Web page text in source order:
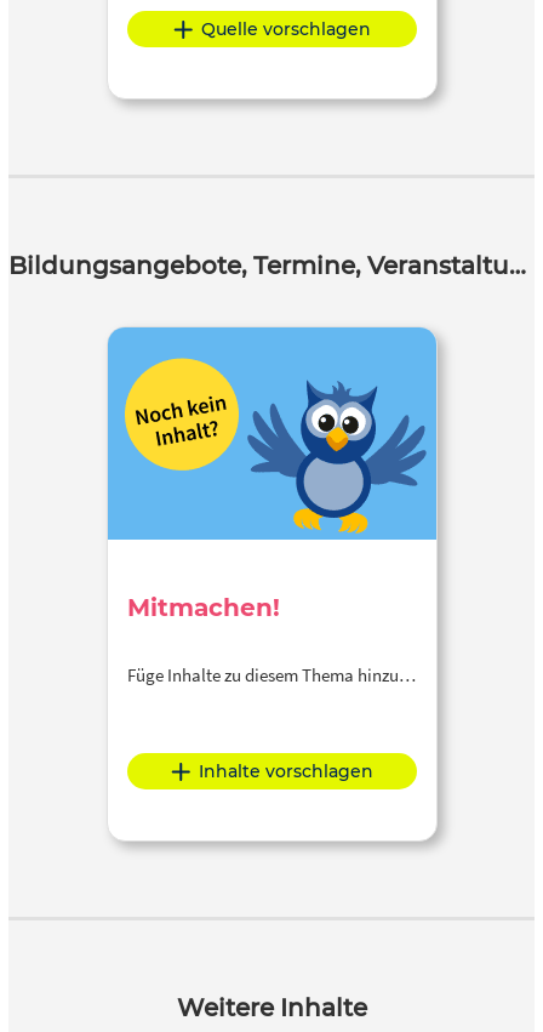
Quelle vorschlagen
Bildungsangebote, Termine, Veranstaltungen
Mitmachen!
Füge Inhalte zu diesem Thema hinzu…
Inhalte vorschlagen
Weitere Inhalte